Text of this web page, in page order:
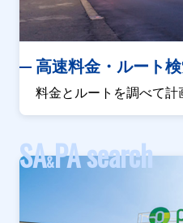
高速料金・ルート
料金とルートを調べて計
SA&PA search